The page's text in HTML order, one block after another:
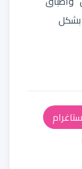
بشكل